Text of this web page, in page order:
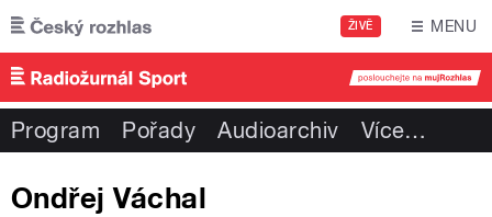
Přejít k hlavnímu obsahu
ŽIVĚ MENU
Program Pořady Audioarchiv Více…
Ondřej Váchal